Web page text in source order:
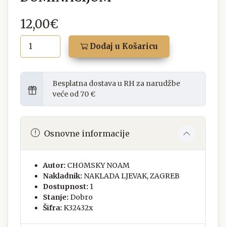
12,00€
Dodaj u Košaricu
Besplatna dostava u RH za narudžbe
veće od 70 €
Osnovne informacije
Autor: CHOMSKY NOAM
Nakladnik: NAKLADA LJEVAK, ZAGREB
Dostupnost: 1
Stanje: Dobro
Šifra: K32432x